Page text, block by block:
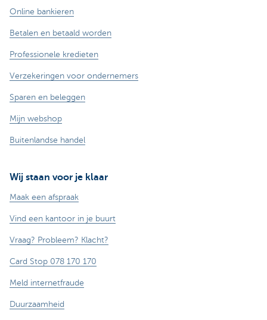
Online bankieren
Betalen en betaald worden
Professionele kredieten
Verzekeringen voor ondernemers
Sparen en beleggen
Mijn webshop
Buitenlandse handel
Wij staan voor je klaar
Maak een afspraak
Vind een kantoor in je buurt
Vraag? Probleem? Klacht?
Card Stop 078 170 170
Meld internetfraude
Duurzaamheid